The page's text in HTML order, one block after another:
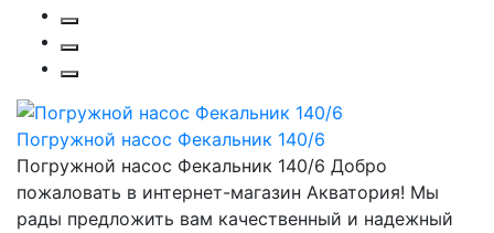
Погружной насос Фекальник 140/6
Погружной насос Фекальник 140/6 Добро
пожаловать в интернет-магазин Акватория! Мы
рады предложить вам качественный и надежный